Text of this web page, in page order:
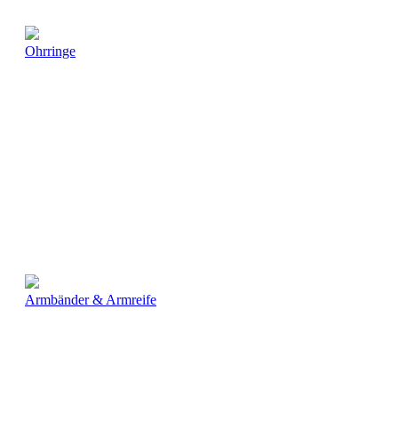
Ohrringe
Armbänder & Armreife